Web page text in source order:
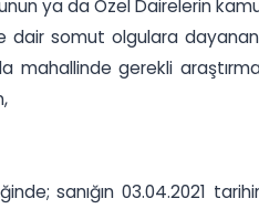
ya da Özel Dairelerin
dair somut olgulara
mahallinde gerekli
sanığın 03.04.2021